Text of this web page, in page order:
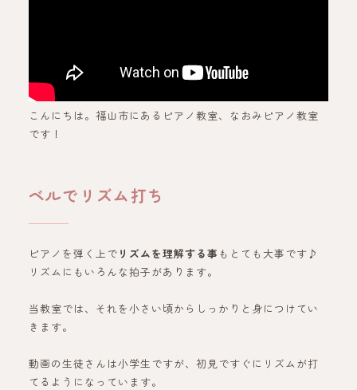
こんにちは。福山市にあるピアノ教室、なおみピアノ教室
です！
ベルでリズム打ち
ピアノを弾く上で リズムを理解する事 もとても大事です♪
リズムにもいろんな拍子があります。
当教室では、それを小さい頃からしっかりと身につけてい
きます。
動画の生徒さんは小学生ですが、初見ですぐにリズムが打
てるようになっています。